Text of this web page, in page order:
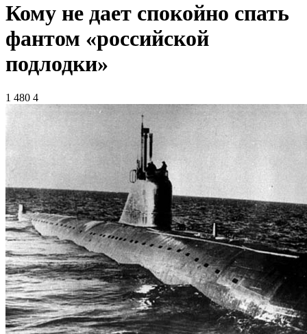
Кому не дает спокойно спать
фантом «российской
подлодки»
1 480 4